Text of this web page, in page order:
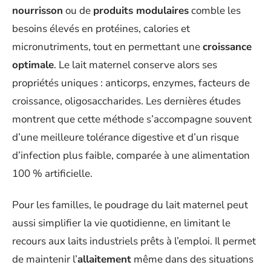
nourrisson ou de produits modulairescomble les
besoins élevés en protéines, calories et
micronutriments, tout en permettant unecroissance
optimale. Le lait maternel conserve alors ses
propriétés uniques : anticorps, enzymes, facteurs de
croissance, oligosaccharides. Les dernières études
montrent que cette méthode s’accompagne souvent
d’une meilleure tolérance digestive et d’un risque
d’infection plus faible, comparée à une alimentation
100 % artificielle.
Pour les familles, le poudrage du lait maternel peut
aussi simplifier la vie quotidienne, en limitant le
recours aux laits industriels prêts à l’emploi. Il permet
de maintenir l’allaitement même dans des situations